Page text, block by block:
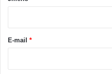
E-mail *